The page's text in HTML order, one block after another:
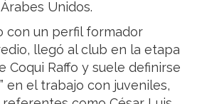
Unidos.
con un perfil formador
llegó al club en la etapa
Coqui Raffo y suele definirse
en el trabajo con juveniles,